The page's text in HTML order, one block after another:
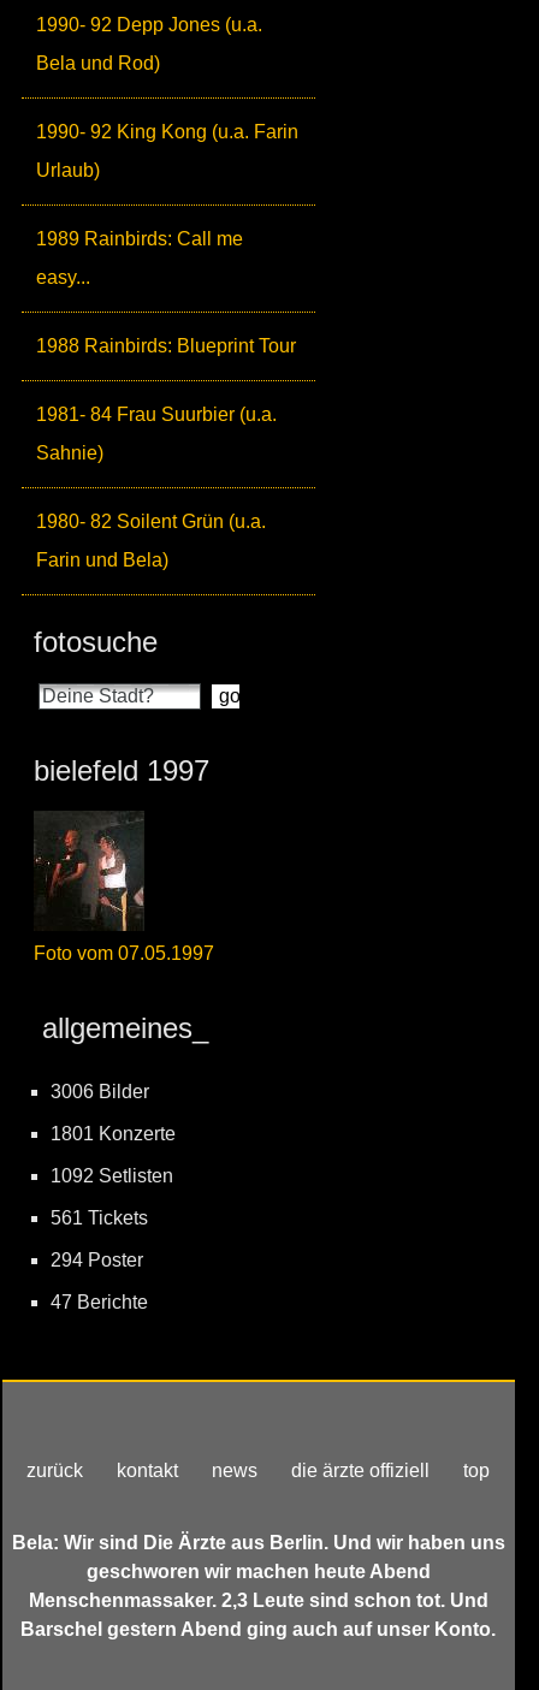
1990- 92 Depp Jones (u.a.
Bela und Rod)
1990- 92 King Kong (u.a. Farin
Urlaub)
1989 Rainbirds: Call me
easy...
1988 Rainbirds: Blueprint Tour
1981- 84 Frau Suurbier (u.a.
Sahnie)
1980- 82 Soilent Grün (u.a.
Farin und Bela)
fotosuche
bielefeld 1997
Foto vom 07.05.1997
allgemeines_
3006 Bilder
1801 Konzerte
1092 Setlisten
561 Tickets
294 Poster
47 Berichte
zurück kontakt news die ärzte offiziell top
Bela: Wir sind Die Ärzte aus Berlin. Und wir haben uns
geschworen wir machen heute Abend
Menschenmassaker. 2,3 Leute sind schon tot. Und
Barschel gestern Abend ging auch auf unser Konto.